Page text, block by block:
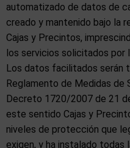
automatizado de datos de
creado y mantenido bajo la
Cajas y Precintos,
los servicios solicitados por
Los datos facilitados serán
Reglamento de Medidas de
Decreto 1720/2007 de 21
este sentido Cajas y
niveles de protección que
exigen, y ha instalado todas